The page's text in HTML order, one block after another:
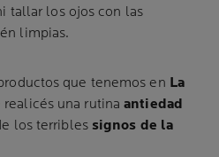
tallar los ojos con las
limpias.
que tenemos en La
realicés una rutinaantiedad
los terribles signos de la